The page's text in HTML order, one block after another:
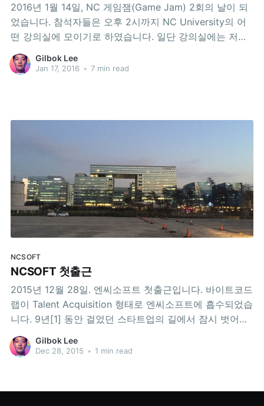
2016년 1월 14일, NC 게임잼(Game Jam) 2회의 날이 되
었습니다. 참석자들은 오후 2시까지 NC University의 어
떤 강의실에 모이기로 하였습니다. 일단 강의실에는 저랑
정희성 차장이 일등으로 도착하여 자리잡았습니다. 다른
사람들보다 너무 일찍 온 것 같아서, 카페에 가서 음료 하
Gilbok Lee
Jan 17, 2016 • 7 min read
NCSOFT
NCSOFT 첫출근
2015년 12월 28일. 엔씨소프트 첫출근입니다. 바이트코드
랩이 Talent Acquisition 형태로 엔씨소프트에 흡수되었습
니다. 9년[1] 동안 걸었던 스타트업의 길에서 잠시 벗어나
새출발을 합니다. 이제 판교에서 이차장으로 뵙겠습니다.
그동안 응원해 주셔서 감사합니다. 어머니! NCSOFT는
(2007년 4월 ~ 2014년 4월) + 바이트코드랩 1.x년(2014
Gilbok Lee
Dec 28, 2015 • 1 min read